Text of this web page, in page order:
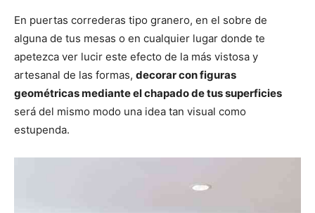
En puertas correderas tipo granero, en el sobre de
alguna de tus mesas o en cualquier lugar donde te
apetezca ver lucir este efecto de la más vistosa y
artesanal de las formas, decorar con figuras
geométricas mediante el chapado de tus superficies
será del mismo modo una idea tan visual como
estupenda.